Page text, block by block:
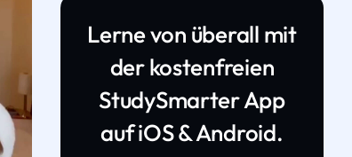
Lerne von überall mit
der kostenfreien
StudySmarter App
auf iOS & Android.